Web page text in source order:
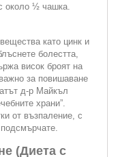
около ½ чашка.
като цинк и
болестта,
висок броят на
за повишаване
д-р Майкъл
храни”.
от възпаление, с
(Диета с